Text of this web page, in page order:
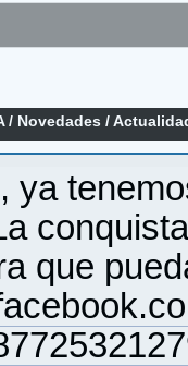
/ Novedades /
ya
que